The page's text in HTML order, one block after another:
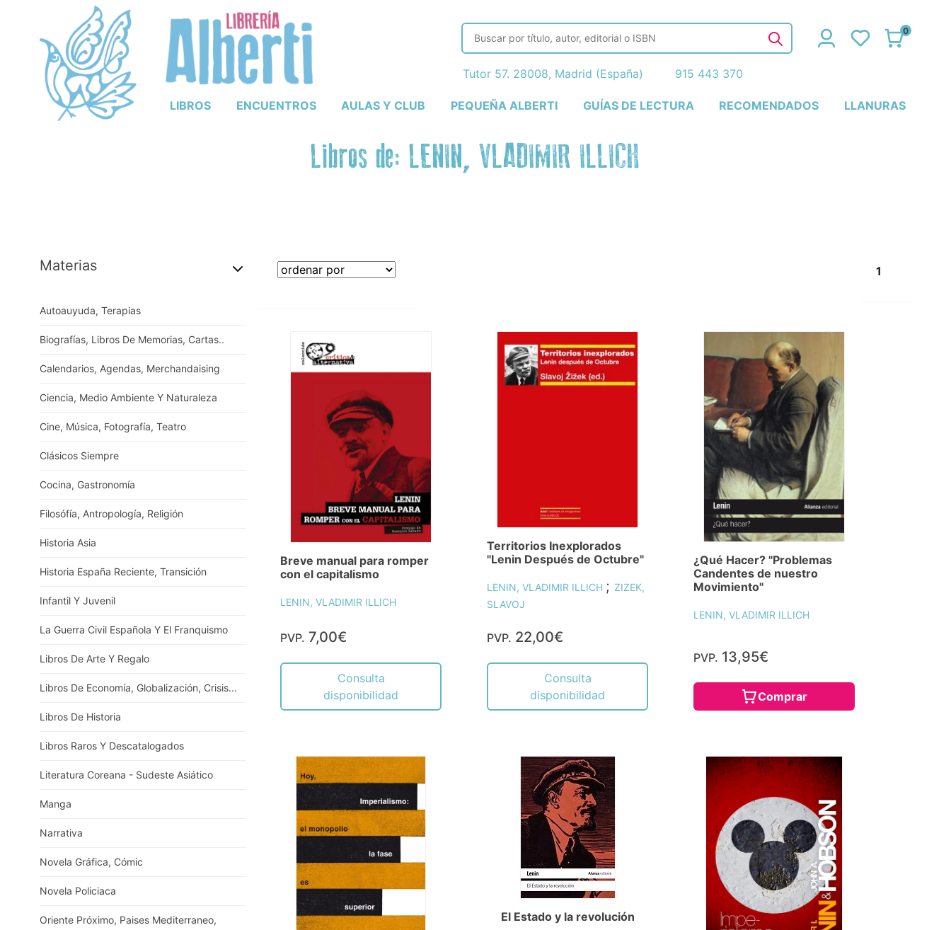
LIBROS ENCUENTROS AULAS Y CLUB PEQUEÑA ALBERTI GUÍAS DE LECTURA RECOMENDADOS LLANURAS
0
Tutor 57. 28008, Madrid (España) 915 443 370
Libros de: LENIN, VLADIMIR ILLICH
Materias
Autoauyuda, Terapias
Biografías, Libros De Memorias, Cartas..
Calendarios, Agendas, Merchandaising
Ciencia, Medio Ambiente Y Naturaleza
Cine, Música, Fotografía, Teatro
Clásicos Siempre
Cocina, Gastronomía
Filosófía, Antropología, Religión
Historia Asia
Historia España Reciente, Transición
Infantil Y Juvenil
La Guerra Civil Española Y El Franquismo
Libros De Arte Y Regalo
Libros De Economía, Globalización, Crisis...
Libros De Historia
Libros Raros Y Descatalogados
Literatura Coreana - Sudeste Asiático
Manga
Narrativa
Novela Gráfica, Cómic
Novela Policiaca
Oriente Próximo, Paises Mediterraneo,
1
Breve manual para romper
con el capitalismo
LENIN, VLADIMIR ILLICH
PVP. 7,00€
Consulta
disponibilidad
Territorios Inexplorados
"Lenin Después de Octubre"
LENIN, VLADIMIR ILLICH ; ZIZEK,
SLAVOJ
PVP. 22,00€
Consulta
disponibilidad
¿Qué Hacer? "Problemas
Candentes de nuestro
Movimiento"
LENIN, VLADIMIR ILLICH
PVP. 13,95€
Comprar
El Estado y la revolución